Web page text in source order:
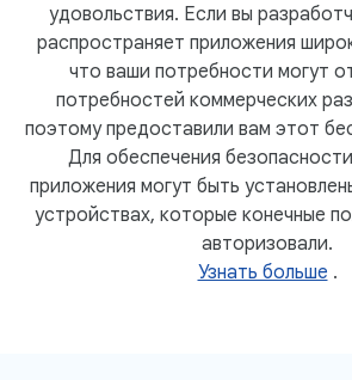
удовольствия. Если вы
распространяет приложения
что ваши потребности могут
потребностей коммерческих
поэтому предоставили вам этот
Для обеспечения
приложения могут быть
устройствах, которые конечные
авторизовали.
Узнать больше .